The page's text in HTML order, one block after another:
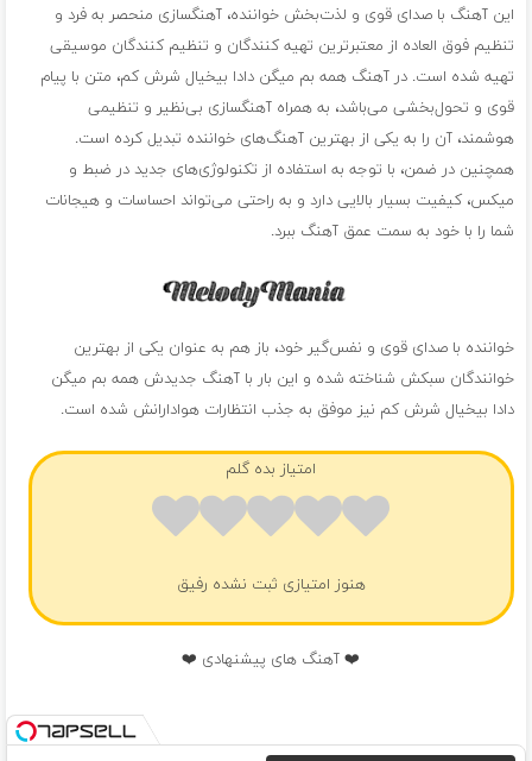
این آهنگ با صدای قوی و لذت‌بخش خواننده، آهنگسازی منحصر به فرد و
تنظیم فوق العاده از معتبرترین تهیه کنندگان و تنظیم کنندگان موسیقی
تهیه شده است. در آهنگ همه بم میگن دادا بیخیال شرش کم، متن با پیام
قوی و تحول‌بخشی می‌باشد، به همراه آهنگسازی بی‌نظیر و تنظیمی
هوشمند، آن را به یکی از بهترین آهنگ‌های خواننده تبدیل کرده است.
همچنین در ضمن، با توجه به استفاده از تکنولوژی‌های جدید در ضبط و
میکس، کیفیت بسیار بالایی دارد و به راحتی می‌تواند احساسات و هیجانات
شما را با خود به سمت عمق آهنگ ببرد.
خواننده با صدای قوی و نفس‌گیر خود، باز هم به عنوان یکی از بهترین
خوانندگان سبکش شناخته شده و این بار با آهنگ جدیدش همه بم میگن
دادا بیخیال شرش کم نیز موفق به جذب انتظارات هوادارانش شده است.
امتیاز بده گلم
هنوز امتیازی ثبت نشده رفیق
❤️ آهنگ های پیشنهادی ❤️